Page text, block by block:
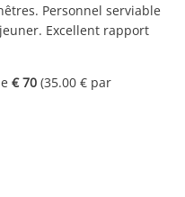
Personnel serviable
Excellent rapport
€ 70 (35.00 € par